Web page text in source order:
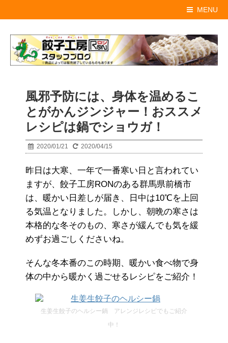
MENU
風邪予防には、身体を温めるこ
とがかんジンジャー！おススメ
レシピは鍋でショウガ！
2020/01/21 2020/04/15
昨日は大寒、一年で一番寒い日と言われてい
ますが、餃子工房RONのある群馬県前橋市
は、暖かい日差しが届き、日中は10℃を上回
る気温となりました。しかし、朝晩の寒さは
本格的な冬そのもの、寒さが緩んでも気を緩
めずお過ごしくださいね。
そんな冬本番のこの時期、暖かい食べ物で身
体の中から暖かく過ごせるレシピをご紹介！
生姜生餃子のヘルシー鍋 アレンジレシピでもご紹介
中！